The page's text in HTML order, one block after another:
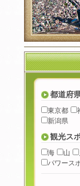
都道府
東京都
新潟県
観光ス
海 山
パワース